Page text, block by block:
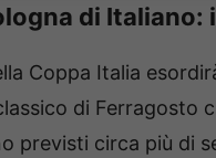
di Italiano:
Coppa Italia
di Ferragosto
previsti circa più di